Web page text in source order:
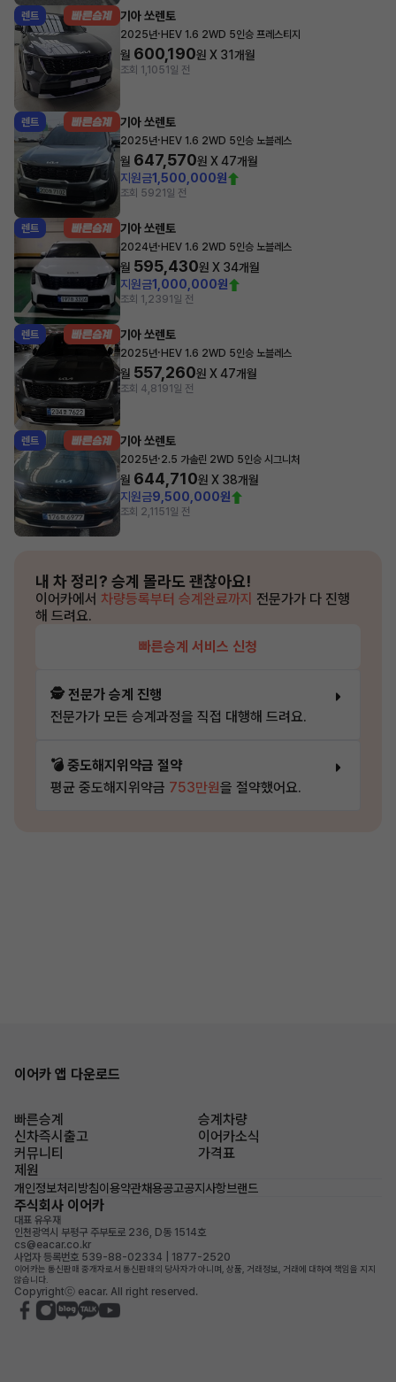
렌트 기아 쏘렌토
2025년· HEV 1.6 2WD 5인승 프레스티지
월 600,190원 X 31개월
조회 1,1051일 전
렌트 기아 쏘렌토
2025년· HEV 1.6 2WD 5인승 노블레스
월 647,570원 X47개월
지원금1,500,000원
조회 5921일 전
렌트 기아 쏘렌토
2024년· HEV 1.6 2WD 5인승 노블레스
월 595,430원 X 34개월
지원금1,000,000원
조회 1,2391일 전
렌트 기아 쏘렌토
2025년· HEV 1.6 2WD 5인승 노블레스
월 557,260원 X47개월
조회 4,8191일 전
렌트 기아 쏘렌토
2025년·2.5 가솔린 2WD 5인승 시그니처
월 644,710원 X 38개월
지원금9,500,000원
조회 2,1151일 전
내 차 정리? 승계 몰라도 괜찮아요!
이어카에서 차량등록부터 승계완료까지 전문가가 다 진행
해 드려요.
빠른승계 서비스 신청
🕵️ 전문가 승계 진행
전문가가 모든 승계과정을 직접 대행해 드려요.
💣 중도해지위약금 절약
평균 중도해지위약금 753만원을 절약했어요.
이어카 앱 다운로드
빠른승계
승계차량
신차즉시출고
이어카소식
커뮤니티
가격표
제원
개인정보처리방침이용약관채용공고공지사항브랜드
주식회사 이어카
대표 유우재
인천광역시 부평구 주부토로 236, D동 1514호
cs@eacar.co.kr
사업자 등록번호 539-88-02334 | 1877-2520
이어카는 통신판매 중개자로서 통신판매의 당사자가 아니며, 상품, 거래정보, 거래에 대하여 책임을 지지
않습니다.
Copyrightⓒ eacar. All right reserved.